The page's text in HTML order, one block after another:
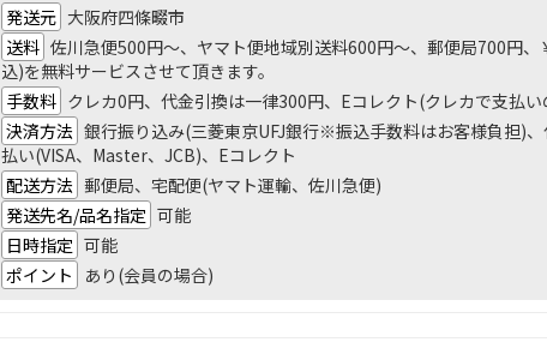
発送元 大阪府四條畷市
送料 佐川急便500円〜、ヤマト便地域別送料600円〜、郵便局700円
込)を無料サービスさせて頂きます。
手数料 クレカ0円、代金引換は一律300円、Eコレクト(クレカで支払
決済方法 銀行振り込み(三菱東京UFJ銀行※振込手数料はお客様負担)
払い(VISA、Master、JCB)、Eコレクト
配送方法 郵便局、宅配便(ヤマト運輸、佐川急便)
発送先名/品名指定 可能
日時指定 可能
ポイント
あり(会員の場合)